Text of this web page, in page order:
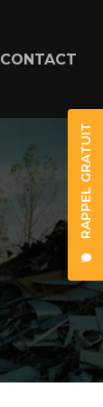
RAPPEL GRATUIT
CONTACT